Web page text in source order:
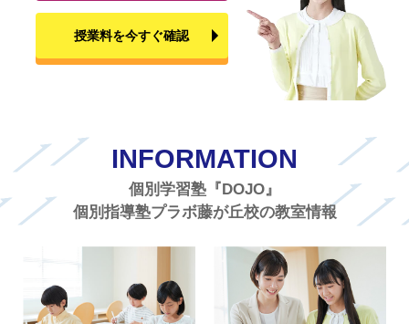
授業料を今すぐ確認
INFORMATION
個別学習塾『DOJO』
個別指導塾プラボ藤が丘校の教室情報